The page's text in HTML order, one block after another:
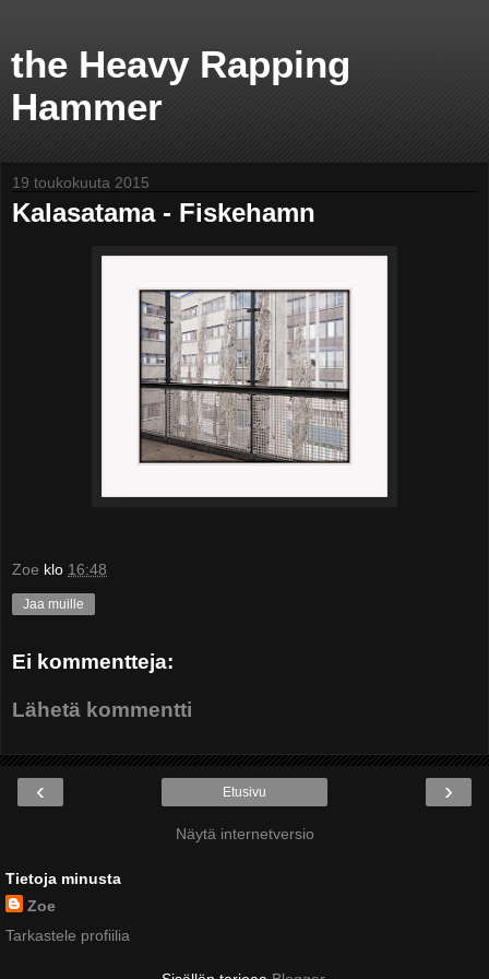
the Heavy Rapping
Hammer
19 toukokuuta 2015
Kalasatama - Fiskehamn
Zoe klo 16:48
Jaa muille
Ei kommentteja:
Lähetä kommentti
‹ ›
Etusivu
Näytä internetversio
Tietoja minusta
Zoe
Tarkastele profiilia